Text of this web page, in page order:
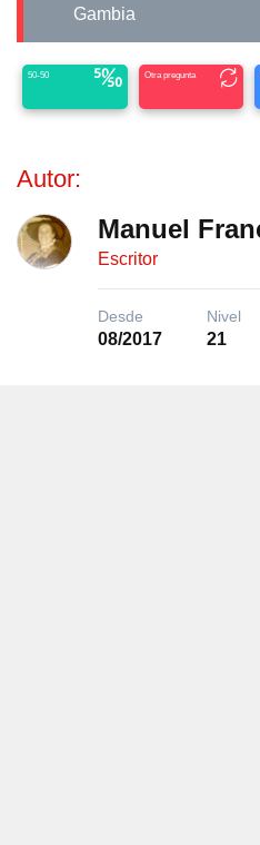
Gambia
50-50 Otra pregunta
Autor:
Escritor
Desde
08/2017
Nivel
21